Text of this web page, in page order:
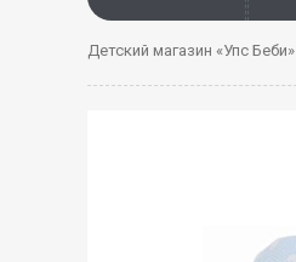
Детский магазин «Упс Беби»